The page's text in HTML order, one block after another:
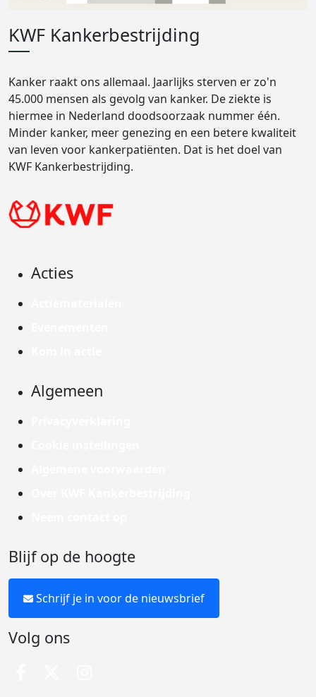
KWF Kankerbestrijding
Kanker raakt ons allemaal. Jaarlijks sterven er zo'n
45.000 mensen als gevolg van kanker. De ziekte is
hiermee in Nederland doodsoorzaak nummer één.
Minder kanker, meer genezing en een betere kwaliteit
van leven voor kankerpatiënten. Dat is het doel van
KWF Kankerbestrijding.
Acties
Algemeen
Blijf op de hoogte
Schrijf je in voor de nieuwsbrief
Volg ons